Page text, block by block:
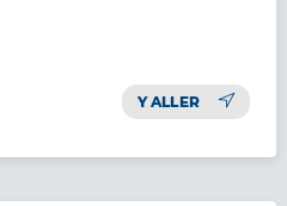
Y ALLER